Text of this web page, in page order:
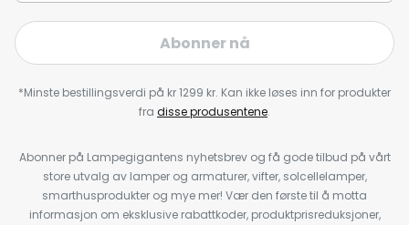
Abonner nå
*Minste bestillingsverdi på kr 1299 kr. Kan ikke løses inn for produkter
fra disse produsentene.
Abonner på Lampegigantens nyhetsbrev og få gode tilbud på vårt
store utvalg av lamper og armaturer, vifter, solcellelamper,
smarthusprodukter og mye mer! Vær den første til å motta
informasjon om eksklusive rabattkoder, produktprisreduksjoner,